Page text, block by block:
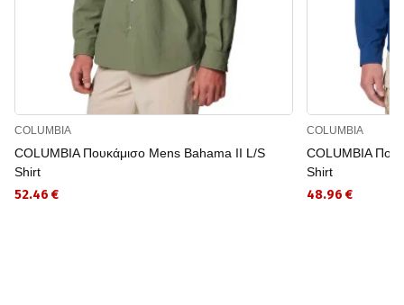
COLUMBIA
COLUMBIA Πουκάμισο Mens Bahama II L/S
Shirt
52.46 €
COLUMBIA
COLUMBIA
Shirt
48.96 €